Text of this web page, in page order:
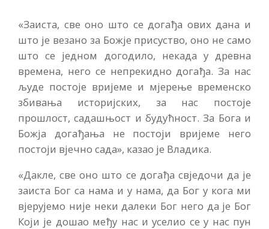
«Заиста, све оно што се догађа ових дана и
што је везано за Божје присуство, оно не само
што се једном догодило, некада у древна
времена, него се непрекидно догађа. За нас
људе постоје вријеме и мјерење временско
збивања историјских, за нас постоје
прошлост, садашњост и будућност. За Бога и
Божја догађања не постоји вријеме него
постоји вјечно сада», казао је Владика.
«Дакле, све оно што се догађа свједочи да је
заиста Бог са нама и у нама, да Бог у кога ми
вјерујемо није неки далеки Бог него да је Бог
Који је дошао међу нас и уселио се у нас пун